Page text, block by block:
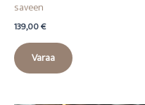
saveen
139,00€
Varaa